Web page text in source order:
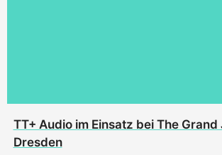
TT+ Audio im Einsatz bei The Grand
Dresden